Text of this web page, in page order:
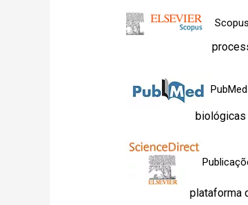
biológicas da
plataforma da